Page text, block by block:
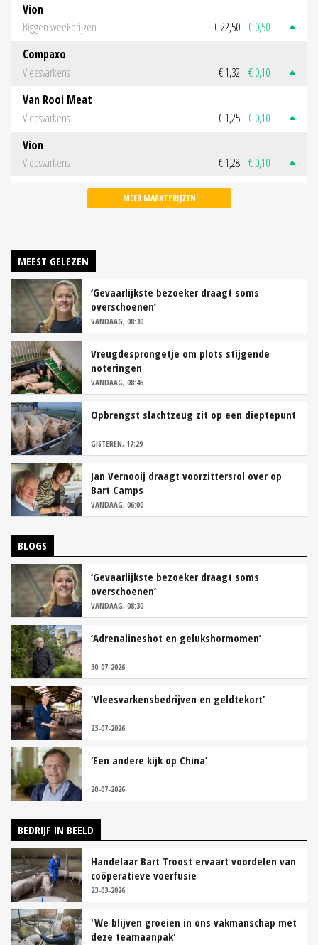
Vion
Biggen weekprijzen
€ 22,50 € 0,50
Compaxo
Vleesvarkens
€ 1,32 € 0,10
Van Rooi Meat
Vleesvarkens
€ 1,25 € 0,10
Vion
Vleesvarkens
€ 1,28 € 0,10
MEER MARKTPRIJZEN
MEEST GELEZEN
‘Gevaarlijkste bezoeker draagt soms
overschoenen’
VANDAAG, 08:30
Vreugdesprongetje om plots stijgende
noteringen
VANDAAG, 08:45
Opbrengst slachtzeug zit op een dieptepunt
GISTEREN, 17:29
Jan Vernooij draagt voorzittersrol over op
Bart Camps
VANDAAG, 06:00
BLOGS
‘Gevaarlijkste bezoeker draagt soms
overschoenen’
VANDAAG, 08:30
‘Adrenalineshot en gelukshormomen’
30-07-2026
‘Vleesvarkensbedrijven en geldtekort’
23-07-2026
‘Een andere kijk op China’
20-07-2026
BEDRIJF IN BEELD
Handelaar Bart Troost ervaart voordelen van
coöperatieve voerfusie
23-03-2026
'We blijven groeien in ons vakmanschap met
deze teamaanpak'